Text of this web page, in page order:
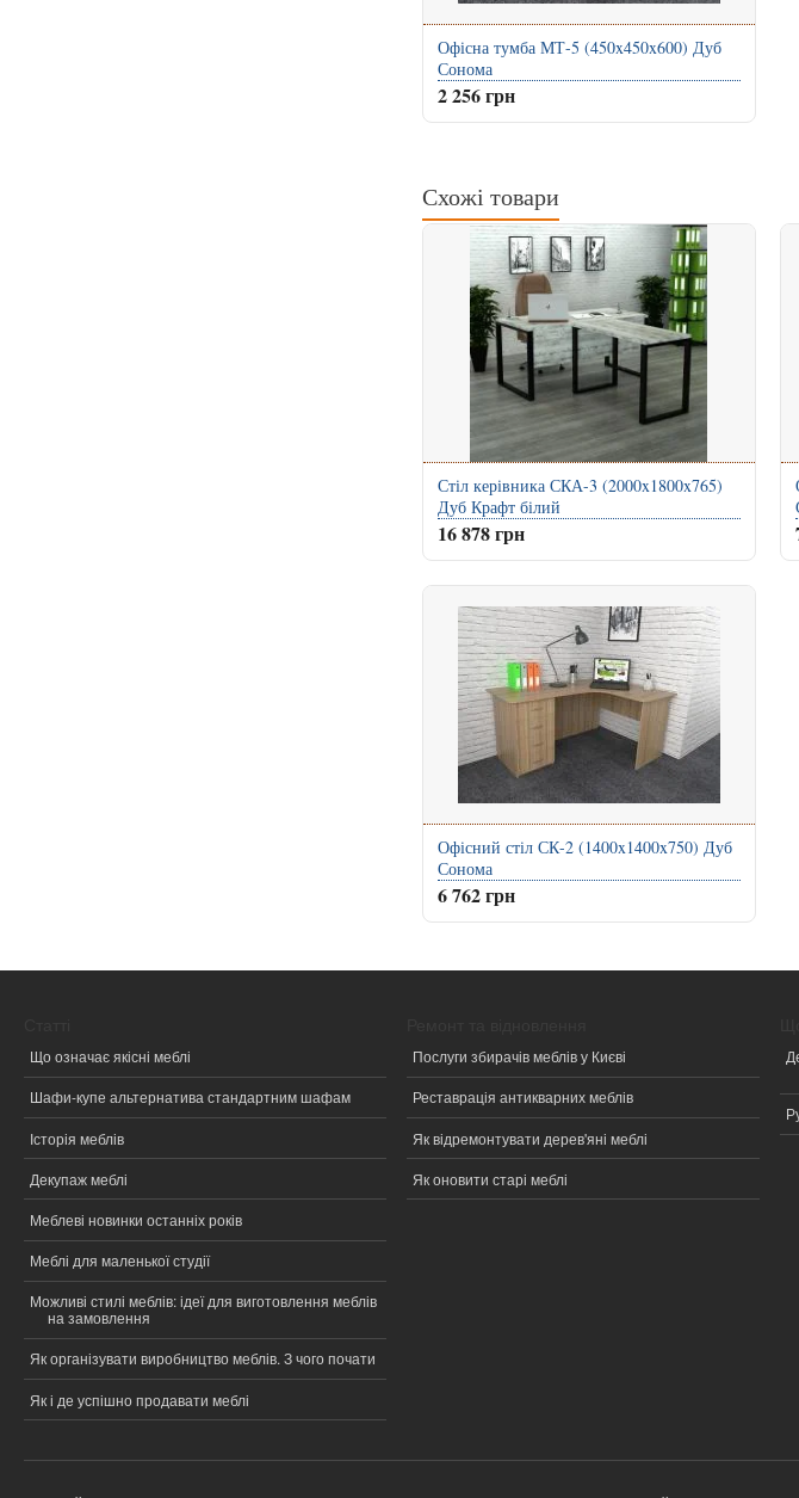
Офісна тумба МТ-5 (450x450x600) Дуб
Сонома
2 256 грн
Схожі товари
Стіл керівника СКА-3 (2000x1800x765)
Дуб Крафт білий
16 878 грн
Офісний стіл СК-2 (1400x1400x750) Дуб
Сонома
6 762 грн
Що означає якісні меблі
Шафи-купе альтернатива стандартним шафам
Історія меблів
Декупаж меблі
Меблеві новинки останніх років
Меблі для маленької студії
Можливі стилі меблів: ідеї для виготовлення меблів
на замовлення
Як організувати виробництво меблів. З чого почати
Як і де успішно продавати меблі
Послуги збирачів меблів у Києві
Реставрація антикварних меблів
Як відремонтувати дерев'яні меблі
Як оновити старі меблі